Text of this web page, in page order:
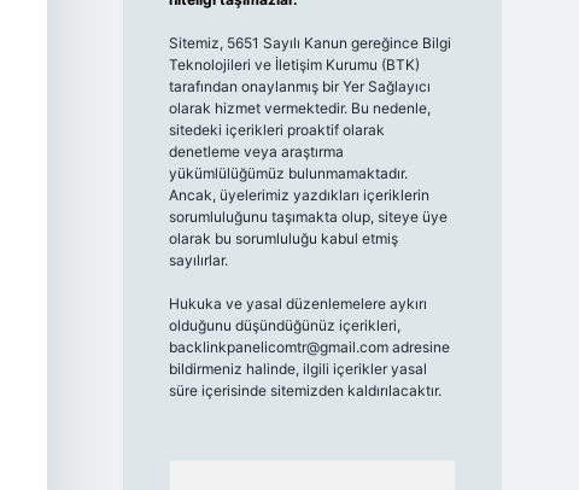
Sitemiz, 5651 Sayılı Kanun gereğince Bilgi
Teknolojileri ve İletişim Kurumu (BTK)
tarafından onaylanmış bir Yer Sağlayıcı
olarak hizmet vermektedir. Bu nedenle,
sitedeki içerikleri proaktif olarak
denetleme veya araştırma
yükümlülüğümüz bulunmamaktadır.
Ancak, üyelerimiz yazdıkları içeriklerin
sorumluluğunu taşımakta olup, siteye üye
olarak bu sorumluluğu kabul etmiş
sayılırlar.
Hukuka ve yasal düzenlemelere aykırı
olduğunu düşündüğünüz içerikleri,
backlinkpanelicomtr@gmail.comadresine
bildirmeniz halinde, ilgili içerikler yasal
süre içerisinde sitemizden kaldırılacaktır.